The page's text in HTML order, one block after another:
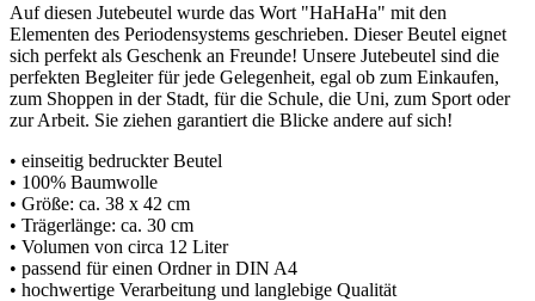
Auf diesen Jutebeutel wurde das Wort "HaHaHa" mit den
Elementen des Periodensystems geschrieben. Dieser Beutel eignet
sich perfekt als Geschenk an Freunde! Unsere Jutebeutel sind die
perfekten Begleiter für jede Gelegenheit, egal ob zum Einkaufen,
zum Shoppen in der Stadt, für die Schule, die Uni, zum Sport oder
zur Arbeit. Sie ziehen garantiert die Blicke andere auf sich!
• einseitig bedruckter Beutel
• 100% Baumwolle
• Größe: ca. 38 x 42 cm
• Trägerlänge: ca. 30 cm
• Volumen von circa 12 Liter
• passend für einen Ordner in DIN A4
• hochwertige Verarbeitung und langlebige Qualität